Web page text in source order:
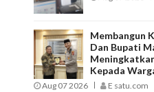
Membangun
Dan Bupati
Kepada
Aug 07 2026 E satu.com